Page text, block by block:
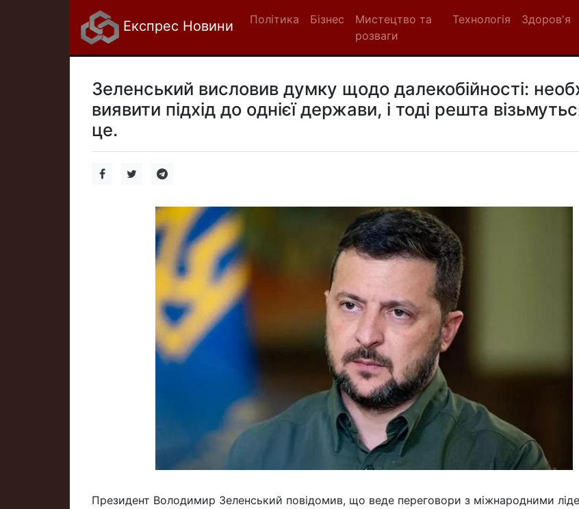
Експрес Новини Політика Бізнес
Мистецтво та
розваги
Технологія Здоров'я
Зеленський висловив думку щодо далекобійності:
виявити підхід до однієї держави, і тоді решта
це.
Президент Володимир Зеленський повідомив, що веде переговори з міжнародними